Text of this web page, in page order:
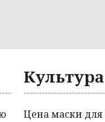
Культура
Цена маски для